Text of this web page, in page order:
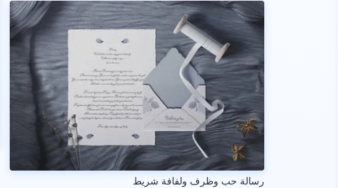
رسالة حب وظرف ولفافة شريط